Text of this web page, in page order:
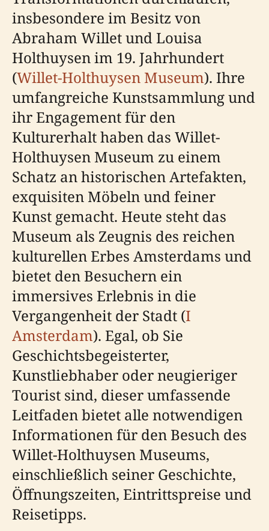
insbesondere im Besitz von
Abraham Willet und Louisa
Holthuysen im 19. Jahrhundert
(Willet-Holthuysen Museum). Ihre
umfangreiche Kunstsammlung und
ihr Engagement für den
Kulturerhalt haben das Willet-
Holthuysen Museum zu einem
Schatz an historischen Artefakten,
exquisiten Möbeln und feiner
Kunst gemacht. Heute steht das
Museum als Zeugnis des reichen
kulturellen Erbes Amsterdams und
bietet den Besuchern ein
immersives Erlebnis in die
Vergangenheit der Stadt (I
Amsterdam). Egal, ob Sie
Geschichtsbegeisterter,
Kunstliebhaber oder neugieriger
Tourist sind, dieser umfassende
Leitfaden bietet alle notwendigen
Informationen für den Besuch des
Willet-Holthuysen Museums,
einschließlich seiner Geschichte,
Öffnungszeiten, Eintrittspreise und
Reisetipps.